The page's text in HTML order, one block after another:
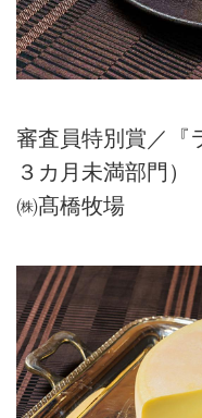
審査員特別賞／『
３カ月未満部門）
㈱髙橋牧場